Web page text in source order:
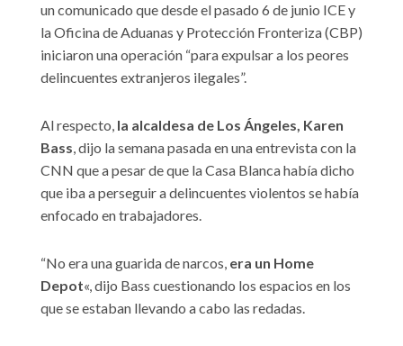
un comunicado que desde el pasado 6 de junio ICE y
la Oficina de Aduanas y Protección Fronteriza (CBP)
iniciaron una operación “para expulsar a los peores
delincuentes extranjeros ilegales”.
Al respecto, la alcaldesa de Los Ángeles, Karen
Bass, dijo la semana pasada en una entrevista con la
CNN que a pesar de que la Casa Blanca había dicho
que iba a perseguir a delincuentes violentos se había
enfocado en trabajadores.
“No era una guarida de narcos, era un Home
Depot«, dijo Bass cuestionando los espacios en los
que se estaban llevando a cabo las redadas.